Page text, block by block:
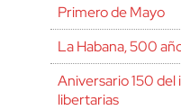
Primero de Mayo
La Habana, 500
Aniversario 150 del
libertarias